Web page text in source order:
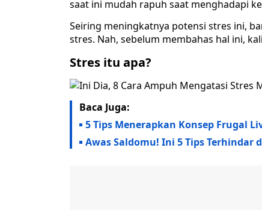
saat ini mudah rapuh saat menghadapi
Seiring meningkatnya potensi stres ini,
stres. Nah, sebelum membahas hal ini,
Stres itu apa?
Baca Juga:
5 Tips Menerapkan Konsep Frugal
Awas Saldomu! Ini 5 Tips Terhindar